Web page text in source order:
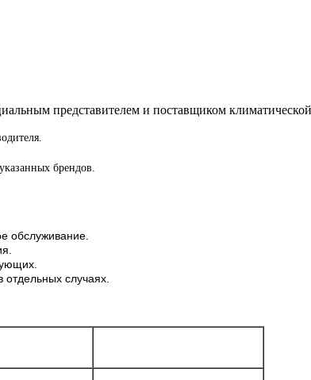
представителем и поставщиком
брендов.
обслуживание.
случаях.